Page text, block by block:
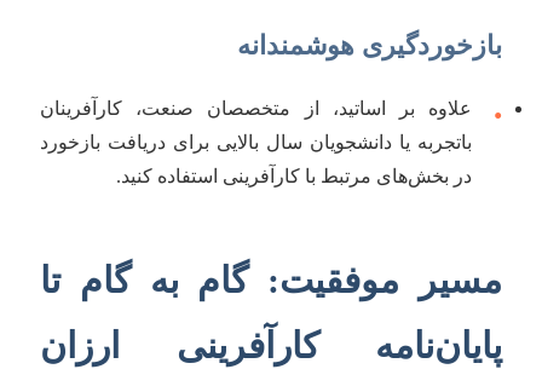
بازخوردگیری هوشمندانه
•
علاوه بر اساتید، از متخصصان صنعت، کارآفرینان
باتجربه یا دانشجویان سال بالایی برای دریافت بازخورد
در بخش‌های مرتبط با کارآفرینی استفاده کنید.
مسیر موفقیت: گام به گام تا
پایان‌نامه کارآفرینی ارزان